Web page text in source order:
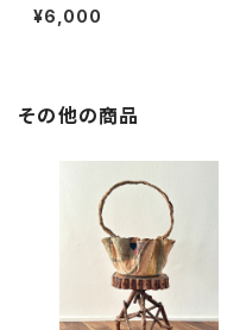
¥6,000
その他の商品